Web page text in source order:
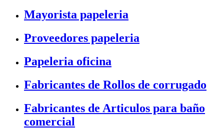
Mayorista papeleria
Proveedores papeleria
Papeleria oficina
Fabricantes de Rollos de corrugado
Fabricantes de Articulos para baño
comercial